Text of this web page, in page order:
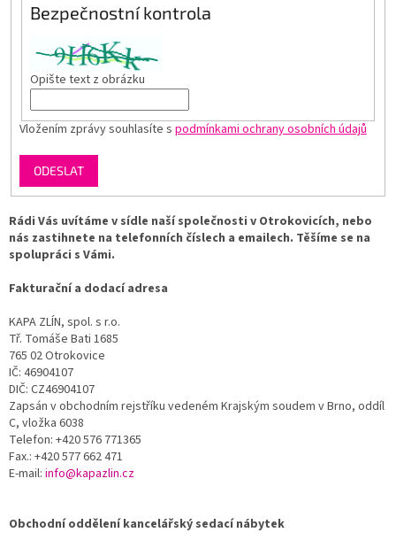
Bezpečnostní kontrola
Opište text z obrázku
Vložením zprávy souhlasíte s podmínkami ochrany osobních údajů
ODESLAT
Rádi Vás uvítáme v sídle naší společnosti v Otrokovicích, nebo
nás zastihnete na telefonních číslech a emailech. Těšíme se na
spolupráci s Vámi.
Fakturační a dodací adresa
KAPA ZLÍN, spol. s r.o.
Tř. Tomáše Bati 1685
765 02 Otrokovice
IČ: 46904107
DIČ: CZ46904107
Zapsán v obchodním rejstříku vedeném Krajským soudem v Brno, oddíl
C, vložka 6038
Telefon: +420 576 771365
Fax.: +420 577 662 471
E-mail: info@kapazlin.cz
Obchodní oddělení kancelářský sedací nábytek